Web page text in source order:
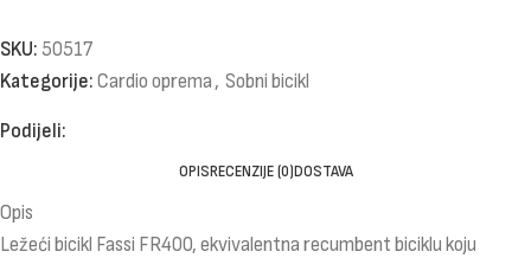
SKU: 50517
Kategorije: Cardio oprema , Sobni bicikl
Podijeli:
OPISRECENZIJE (0)DOSTAVA
Opis
Ležeći bicikl Fassi FR400, ekvivalentna recumbent biciklu koju